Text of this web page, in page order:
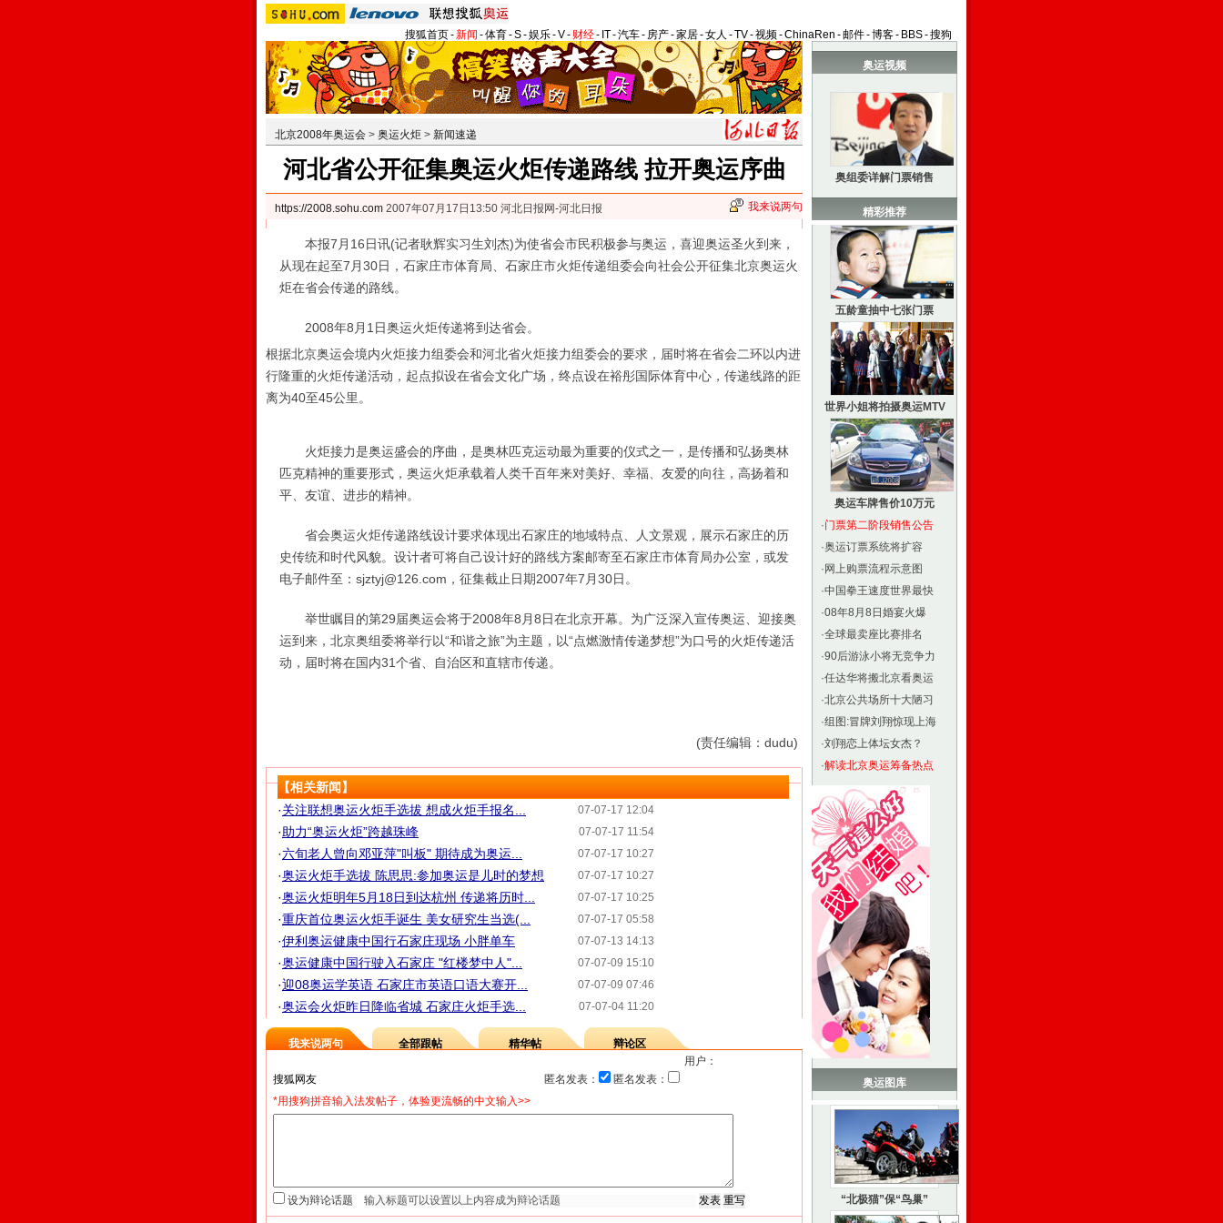
搜狐首页-新闻 -体育-S-娱乐-V- 财经- IT-汽车- 房产-家居-女人 -TV-视频-ChinaRen -邮件-博客- BBS-搜狗
北京2008年奥运会 > 奥运火炬 > 新闻速递
河北省公开征集奥运火炬传递路线 拉开奥运序曲
https://2008.sohu.com 2007年07月17日13:50 河北日报网-河北日报 我来说两句
本报7月16日讯(记者耿辉实习生刘杰)为使省会市民积极参与奥运，喜迎奥运圣火到来，
从现在起至7月30日，石家庄市体育局、石家庄市火炬传递组委会向社会公开征集北京奥运火
炬在省会传递的路线。
2008年8月1日奥运火炬传递将到达省会。
根据北京奥运会境内火炬接力组委会和河北省火炬接力组委会的要求，届时将在省会二环以内进
行隆重的火炬传递活动，起点拟设在省会文化广场，终点设在裕彤国际体育中心，传递线路的距
离为40至45公里。
火炬接力是奥运盛会的序曲，是奥林匹克运动最为重要的仪式之一，是传播和弘扬奥林
匹克精神的重要形式，奥运火炬承载着人类千百年来对美好、幸福、友爱的向往，高扬着和
平、友谊、进步的精神。
省会奥运火炬传递路线设计要求体现出石家庄的地域特点、人文景观，展示石家庄的历
史传统和时代风貌。设计者可将自己设计好的路线方案邮寄至石家庄市体育局办公室，或发
电子邮件至：sjztyj@126.com，征集截止日期2007年7月30日。
举世瞩目的第29届奥运会将于2008年8月8日在北京开幕。为广泛深入宣传奥运、迎接奥
运到来，北京奥组委将举行以“和谐之旅”为主题，以“点燃激情传递梦想”为口号的火炬传递活
动，届时将在国内31个省、自治区和直辖市传递。
(责任编辑：dudu)
【相关新闻】
07-07-17 12:04
·关注联想奥运火炬手选拔 想成火炬手报名...
07-07-17 11:54
·助力“奥运火炬”跨越珠峰
07-07-17 10:27
·六旬老人曾向邓亚萍"叫板" 期待成为奥运...
07-07-17 10:27
·奥运火炬手选拔 陈思思:参加奥运是儿时的梦想
07-07-17 10:25
·奥运火炬明年5月18日到达杭州 传递将历时...
07-07-17 05:58
·重庆首位奥运火炬手诞生 美女研究生当选(...
07-07-13 14:13
·伊利奥运健康中国行石家庄现场 小胖单车
07-07-09 15:10
·奥运健康中国行驶入石家庄 "红楼梦中人"...
07-07-09 07:46
·迎08奥运学英语 石家庄市英语口语大赛开...
07-07-04 11:20
·奥运会火炬昨日降临省城 石家庄火炬手选...
我来说两句 全部跟帖 精华帖
辩论区
用户：
匿名发表：
匿名发表：
*用搜狗拼音输入法发帖子，体验更流畅的中文输入>>
设为辩论话题
奥运视频
奥组委详解门票销售
精彩推荐
五龄童抽中七张门票
世界小姐将拍摄奥运MTV
奥运车牌售价10万元
·门票第二阶段销售公告
·奥运订票系统将扩容
· 网上购票流程示意图
·中国拳王速度世界最快
·08年8月8日婚宴火爆
·全球最卖座比赛排名
·90后游泳小将无竞争力
·任达华将搬北京看奥运
·北京公共场所十大陋习
·组图:冒牌刘翔惊现上海
·刘翔恋上体坛女杰？
·解读北京奥运筹备热点
奥运图库
“北极猫”保“鸟巢”